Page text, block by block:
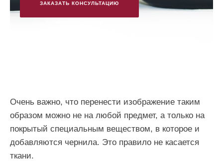
ЗАКАЗАТЬ КОНСУЛЬТАЦИЮ
Очень важно, что перенести изображение таким
образом можно не на любой предмет, а только на
покрытый специальным веществом, в которое и
добавляются чернила. Это правило не касается
ткани.